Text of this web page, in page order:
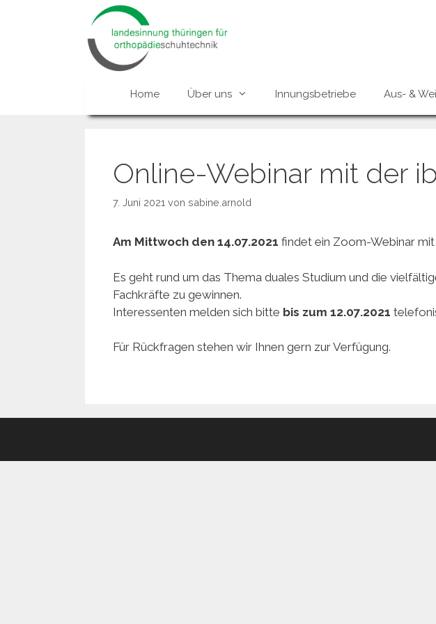
Home Über uns Innungsbetriebe Aus- &
Online-Webinar mit der
7. Juni 2021 von sabine.arnold
Am Mittwoch den 14.07.2021 findet ein Zoom-Webinar
Es geht rund um das Thema duales Studium und die
Fachkräfte zu gewinnen.
Interessenten melden sich bitte bis zum 12.07.2021
Für Rückfragen stehen wir Ihnen gern zur Verfügung.